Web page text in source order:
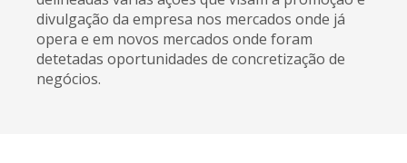
divulgação da empresa nos mercados onde já
opera e em novos mercados onde foram
detetadas oportunidades de concretização de
negócios.